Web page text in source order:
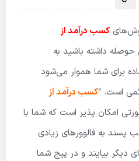
کسب درآمد از
داشته باشید به
برای شما هموار می‌شود
است. “کسب درآمد از
امکان پذیر است که شما با
به فالوورهای زیادی
دیگر بیایند و در پیج شما